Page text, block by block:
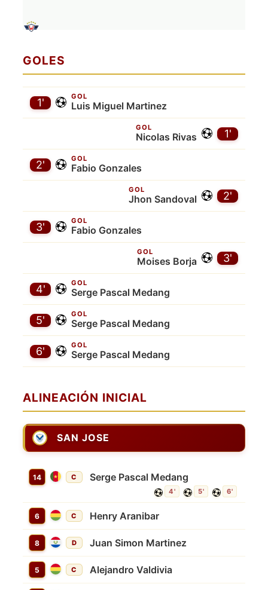
GOLES
GOL
Luis Miguel Martinez
1'
1'
GOL
Nicolas Rivas
GOL
Fabio Gonzales
2'
2'
GOL
Jhon Sandoval
GOL
Fabio Gonzales
3'
3'
GOL
Moises Borja
GOL
Serge Pascal Medang
4'
GOL
Serge Pascal Medang
5'
GOL
Serge Pascal Medang
6'
ALINEACIÓN INICIAL
SAN JOSE
14 C Serge Pascal Medang
4' 5' 6'
6 C Henry Aranibar
8 D Juan Simon Martinez
5 C Alejandro Valdivia